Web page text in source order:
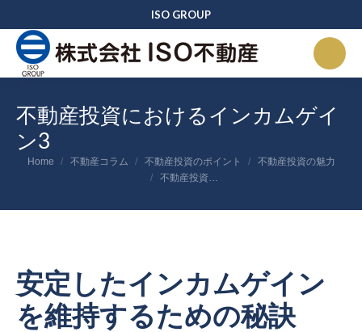
ISO GROUP
不動産投資におけるインカムゲイ
ン3
You are here:
Home 不動産コラム 不動産投資のポイント
不動産投資の魅力
不動産投資…
安定したインカムゲイン
を維持するための秘訣